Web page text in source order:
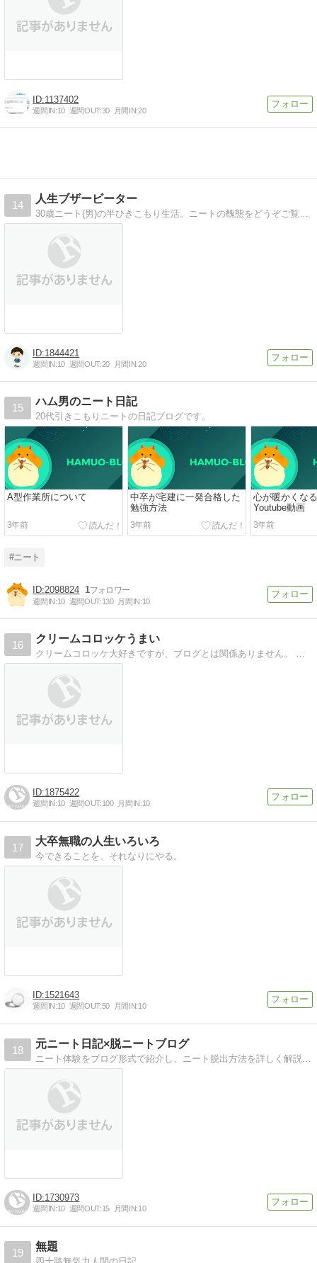
1137402
週間IN:10 週間OUT:30 月間IN:20
14
人生ブザービーター
30歳ニート(男)の半ひきこもり生活。ニートの醜態をどうぞご覧ください。
1844421
週間IN:10 週間OUT:20 月間IN:20
15
ハム男のニート日記
20代引きこもりニートの日記ブログです。
A型作業所について
3年前
中卒が宅建に一発合格した
勉強方法
3年前
心が暖かくな
Youtube動画
3年前
#ニート
2098824 1
週間IN:10 週間OUT:130 月間IN:10
16
クリームコロッケうまい
1875422
週間IN:10 週間OUT:100 月間IN:10
17
大卒無職の人生いろいろ
今できることを、それなりにやる。
1521643
週間IN:10 週間OUT:50 月間IN:10
18
元ニート日記×脱ニートブログ
1730973
週間IN:10 週間OUT:15 月間IN:10
19
無題